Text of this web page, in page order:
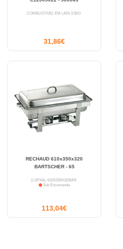
COMBUSTÍVEL EM LATA 3.5KG
31,86€
RECHAUD 610x350x320
BARTSCHER - 65
(LXPXA): 610X350X320MM
Sob Encomenda
113,04€